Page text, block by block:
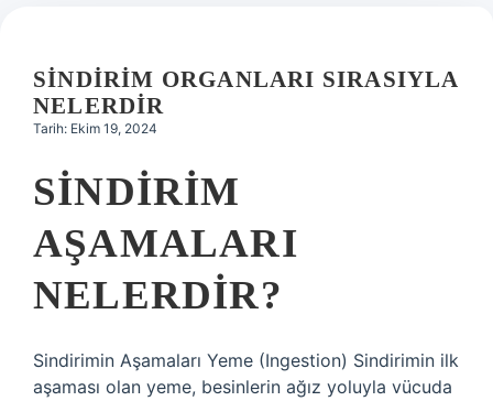
Hakkımızda
SINDIRIM ORGANLARI SIRASIYLA
NELERDIR
Tarih: Ekim 19, 2024
SINDIRIM
AŞAMALARI
NELERDIR?
Sindirimin Aşamaları Yeme (Ingestion) Sindirimin ilk
aşaması olan yeme, besinlerin ağız yoluyla vücuda